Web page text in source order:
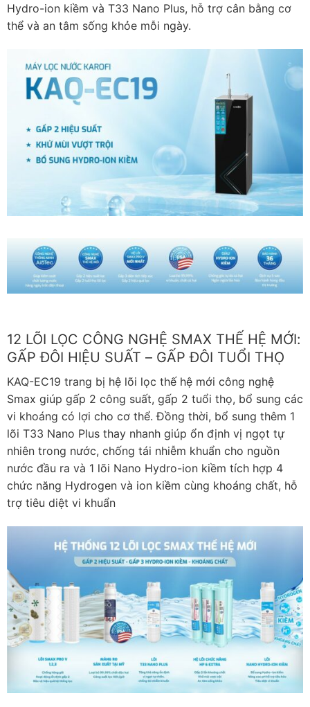
Hydro-ion kiềm và T33 Nano Plus, hỗ trợ cân bằng cơ
thể và an tâm sống khỏe mỗi ngày.
12 LÕI LỌC CÔNG NGHỆ SMAX THẾ HỆ MỚI:
GẤP ĐÔI HIỆU SUẤT – GẤP ĐÔI TUỔI THỌ
KAQ-EC19 trang bị hệ lõi lọc thế hệ mới công nghệ
Smax giúp gấp 2 công suất, gấp 2 tuổi thọ, bổ sung các
vi khoáng có lợi cho cơ thể. Đồng thời, bổ sung thêm 1
lõi T33 Nano Plus thay nhanh giúp ổn định vị ngọt tự
nhiên trong nước, chống tái nhiễm khuẩn cho nguồn
nước đầu ra và 1 lõi Nano Hydro-ion kiềm tích hợp 4
chức năng Hydrogen và ion kiềm cùng khoáng chất, hỗ
trợ tiêu diệt vi khuẩn